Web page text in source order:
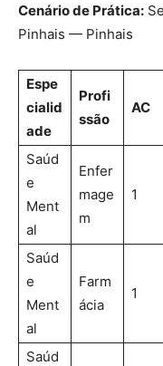
Cenário de Prática:
Pinhais — Pinhais
Espe
cialid
ade
Profi
ssão
AC
Saúd
e
Ment
al
Enfer
mage
m
1
Saúd
e
Ment
al
Farm
ácia
1
Saúd